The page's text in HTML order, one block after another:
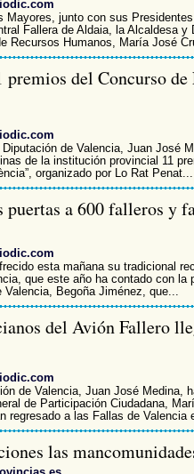
Mayores, junto con sus
Fallera de Aldaia, la Alcaldesa y
Recursos Humanos, María José
del Concurso de
de Valencia, Juan José
de la institución provincial 11
organizado por Lo Rat Penat...
a 600 falleros y
esta mañana su tradicional
que este año ha contado con la
Begoña Jiménez, que...
del Avión Fallero
de Valencia, Juan José Medina,
de Participación Ciudadana,
a las Fallas de Valencia
las